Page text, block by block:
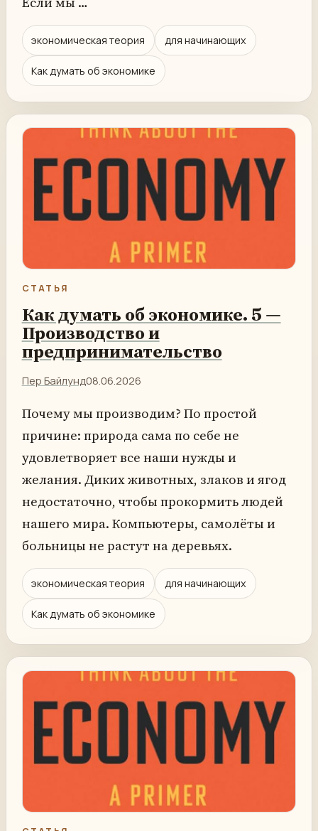
экономическая теория для начинающих
Как думать об экономике
СТАТЬЯ
Как думать об экономике. 5 —
Производство и
предпринимательство
Пер Байлунд08.06.2026
Почему мы производим? По простой
причине: природа сама по себе не
удовлетворяет все наши нужды и
желания. Диких животных, злаков и ягод
недостаточно, чтобы прокормить людей
нашего мира. Компьютеры, самолёты и
больницы не растут на деревьях.
экономическая теория для начинающих
Как думать об экономике